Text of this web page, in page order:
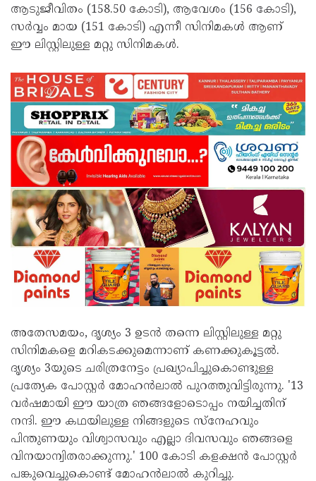
ആടുജീവിതം (158.50 കോടി), ആവേശം (156 കോടി),
സർവ്വം മായ (151 കോടി) എന്നീ സിനിമകൾ ആണ്
ഈ ലിസ്റ്റിലുള്ള മറ്റു സിനിമകൾ.
അതേസമയം, ദൃശ്യം 3 ഉടൻ തന്നെ ലിസ്റ്റിലുള്ള മറ്റു
സിനിമകളെ മറികടക്കുമെന്നാണ് കണക്കുകൂട്ടൽ.
ദൃശ്യം 3യുടെ ചരിത്രനേട്ടം പ്രഖ്യാപിച്ചുകൊണ്ടുള്ള
പ്രത്യേക പോസ്റ്റര്‍ മോഹന്‍ലാല്‍ പുറത്തുവിട്ടിരുന്നു. '13
വര്‍ഷമായി ഈ യാത്ര ഞങ്ങളോടൊപ്പം നയിച്ചതിന്
നന്ദി. ഈ കഥയിലുള്ള നിങ്ങളുടെ സ്‌നേഹവും
പിന്തുണയും വിശ്വാസവും എല്ലാ ദിവസവും ഞങ്ങളെ
വിനയാന്വിതരാക്കുന്നു.' 100 കോടി കളക്ഷന്‍ പോസ്റ്റര്‍
പങ്കുവെച്ചുകൊണ്ട് മോഹന്‍ലാല്‍ കുറിച്ചു.